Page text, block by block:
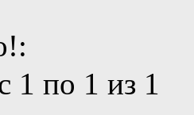
1 по 1 из 1